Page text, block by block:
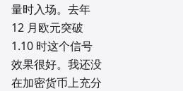
量时入场。去年
12 月欧元突破
1.10 时这个信号
效果很好。我还没
在加密货币上充分